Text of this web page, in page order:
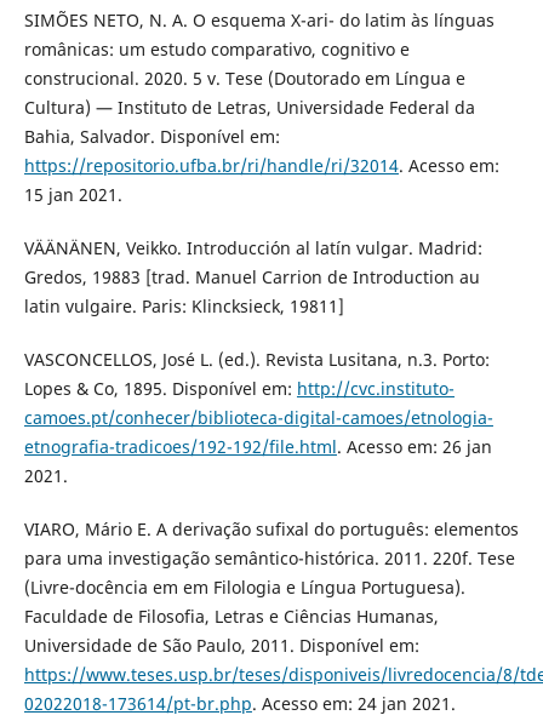
SIMÕES NETO, N. A. O esquema X-ari- do latim às línguas
românicas: um estudo comparativo, cognitivo e
construcional. 2020. 5 v. Tese (Doutorado em Língua e
Cultura) — Instituto de Letras, Universidade Federal da
Bahia, Salvador. Disponível em:
https://repositorio.ufba.br/ri/handle/ri/32014. Acesso em:
15 jan 2021.
VÄÄNÄNEN, Veikko. Introducción al latín vulgar. Madrid:
Gredos, 19883 [trad. Manuel Carrion de Introduction au
latin vulgaire. Paris: Klincksieck, 19811]
VASCONCELLOS, José L. (ed.). Revista Lusitana, n.3. Porto:
Lopes & Co, 1895. Disponível em: http://cvc.instituto-
camoes.pt/conhecer/biblioteca-digital-camoes/etnologia-
etnografia-tradicoes/192-192/file.html. Acesso em: 26 jan
2021.
VIARO, Mário E. A derivação sufixal do português: elementos
para uma investigação semântico-histórica. 2011. 220f. Tese
(Livre-docência em em Filologia e Língua Portuguesa).
Faculdade de Filosofia, Letras e Ciências Humanas,
Universidade de São Paulo, 2011. Disponível em:
https://www.teses.usp.br/teses/disponiveis/livredocencia/8/
02022018-173614/pt-br.php. Acesso em: 24 jan 2021.